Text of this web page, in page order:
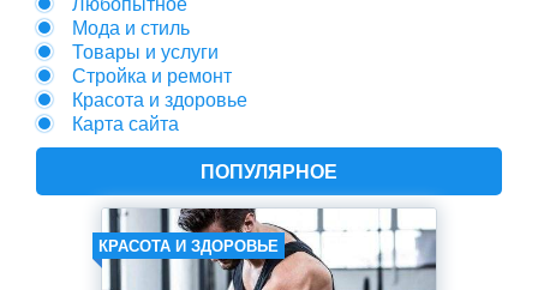
Мода и стиль
Товары и услуги
Стройка и ремонт
Красота и здоровье
Карта сайта
ПОПУЛЯРНОЕ
КРАСОТА И ЗДОРОВЬЕ